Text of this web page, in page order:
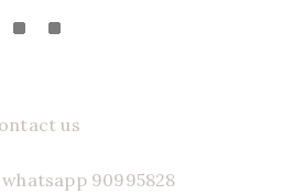
us
90995828